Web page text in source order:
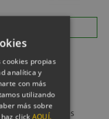
— efecto
y verticales
cookies propias
analítica y
con más
utilizando
más sobre
haz clickAQUÍ.